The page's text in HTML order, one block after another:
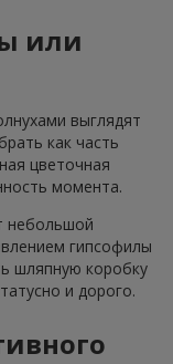
или
выглядят
как часть
цветочная
момента.
небольшой
гипсофилы
шляпную коробку
и дорого.